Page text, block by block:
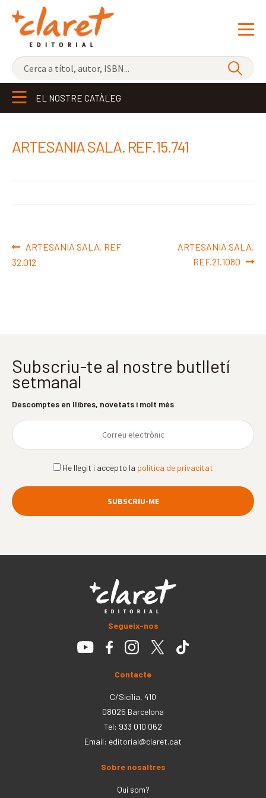
NOVETATS
ELS MÉS VENUTS
EL NOSTRE CATÀLEG
ARTESANIA SALA. REF.15.741
Navegació
d'entrades
Entrada
anterior:
ARTESANIA SALA. REF
32.012
Pròxima
entrada:
ARTESANIA SALA.
REF.21.1080
Subscriu-te al nostre butlletí
setmanal
Descomptes en llibres, novetats i molt més
He llegit i accepto la política de privacitat
Segueix-nos
Contacte
C/Sicília, 410
08025 Barcelona
Tel: 933 010 062
Email: editorial@claret.cat
Sobre nosaltres
Qui som?